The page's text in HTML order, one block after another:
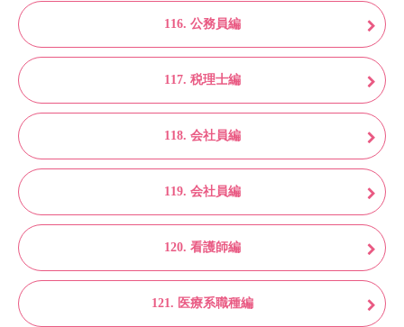
116. 公務員編
117. 税理士編
118. 会社員編
119. 会社員編
120. 看護師編
121. 医療系職種編